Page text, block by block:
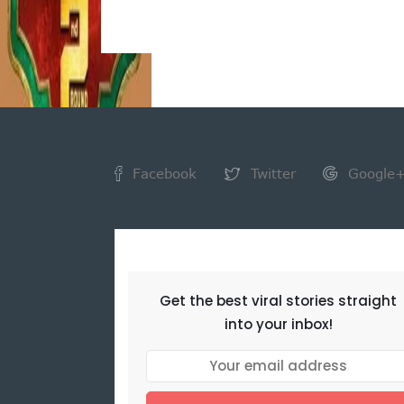
Facebook Twitter Google+
Get the best viral stories straight
into your inbox!